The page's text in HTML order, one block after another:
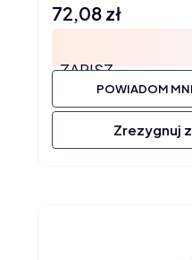
Cena
72,08 zł
ZAPISZ
POWIADOM
Zrezygnuj